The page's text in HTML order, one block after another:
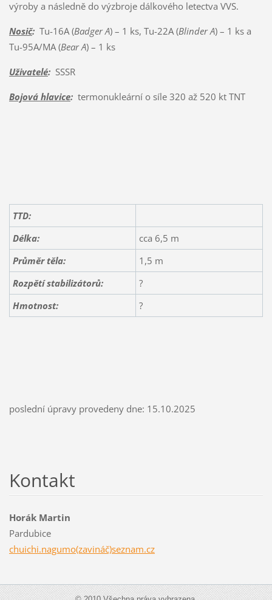
výroby a následně do výzbroje dálkového letectva VVS.
Nosič:Tu-16A (Badger A) – 1 ks, Tu-22A (Blinder A) – 1 ks a
Tu-95A/MA (Bear A) – 1 ks
Uživatelé:SSSR
Bojová hlavice:termonukleární o síle 320 až 520 kt TNT
TTD:
Délka:
cca 6,5 m
Průměr těla:
1,5 m
Rozpětí stabilizátorů:
?
Hmotnost:
?
poslední úpravy provedeny dne: 15.10.2025
Kontakt
Horák Martin
Pardubice
chuichi.nagumo(zavináč)seznam.cz